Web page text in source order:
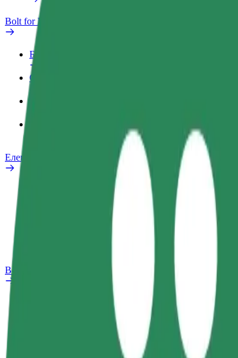
Bolt for Business
Бонус програма
Служебен профил
Електрически велосипеди
Лаборатория за скутер безопасност
Сигнализиране на проблем
Bolt Plus
Как да се присъедините